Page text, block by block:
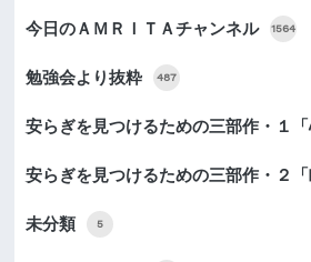
今日のＡＭＲＩＴＡチャンネル 1564
勉強会より抜粋 487
安らぎを見つけるための三部作・１「
安らぎを見つけるための三部作・２「
未分類 5